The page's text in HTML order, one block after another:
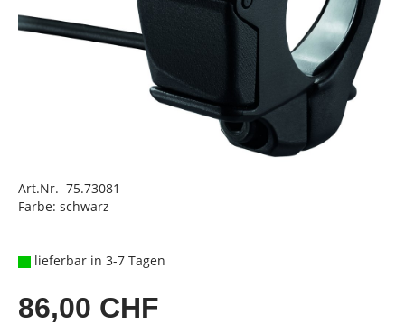
Art.Nr. 75.73081
Farbe: schwarz
lieferbar in 3-7 Tagen
86,00 CHF